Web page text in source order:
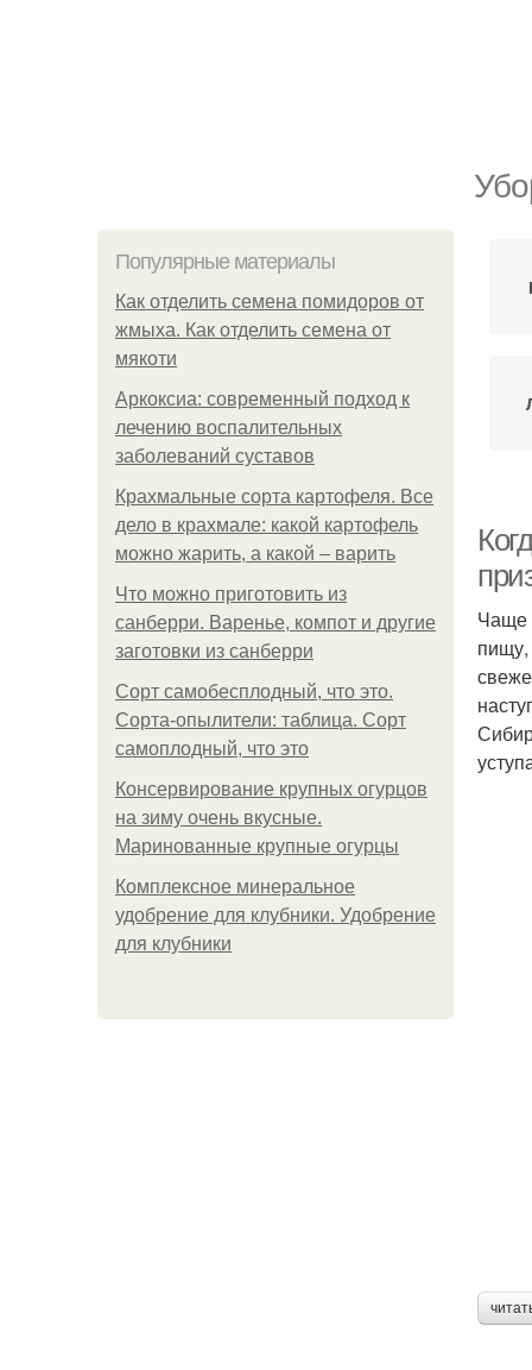
Популярные материалы
Как отделить семена помидоров от
жмыха. Как отделить семена от
мякоти
Аркоксиа: современный подход к
лечению воспалительных
заболеваний суставов
Крахмальные сорта картофеля. Все
дело в крахмале: какой картофель
можно жарить, а какой – варить
Что можно приготовить из
санберри. Варенье, компот и другие
заготовки из санберри
Сорт самобесплодный, что это.
Сорта-опылители: таблица. Сорт
самоплодный, что это
Консервирование крупных огурцов
на зиму очень вкусные.
Маринованные крупные огурцы
Комплексное минеральное
удобрение для клубники. Удобрение
для клубники
Чаще
пищу,